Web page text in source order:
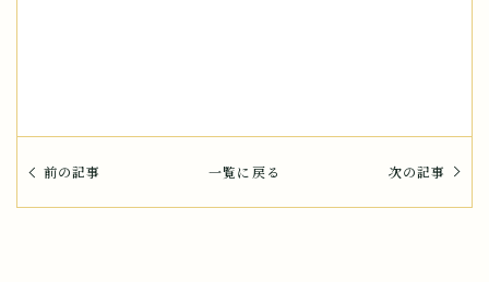
前の記事 一覧に戻る 次の記事